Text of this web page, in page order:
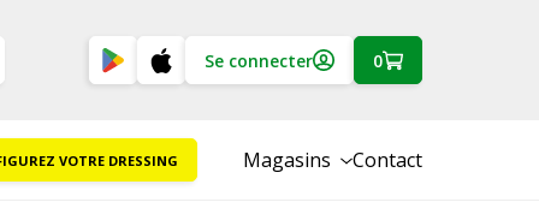
Se connecter 0
VOTRE DRESSING Magasins Contact